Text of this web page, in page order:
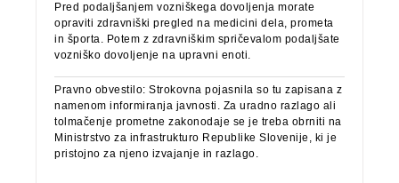
Pred podaljšanjem vozniškega dovoljenja morate
opraviti zdravniški pregled na medicini dela, prometa
in športa. Potem z zdravniškim spričevalom podaljšate
vozniško dovoljenje na upravni enoti.
Pravno obvestilo: Strokovna pojasnila so tu zapisana z
namenom informiranja javnosti. Za uradno razlago ali
tolmačenje prometne zakonodaje se je treba obrniti na
Ministrstvo za infrastrukturo Republike Slovenije, ki je
pristojno za njeno izvajanje in razlago.